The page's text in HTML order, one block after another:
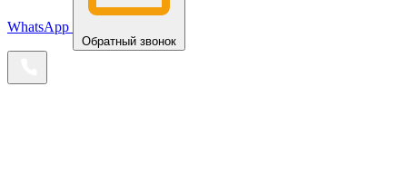
WhatsApp
Обратный звонок